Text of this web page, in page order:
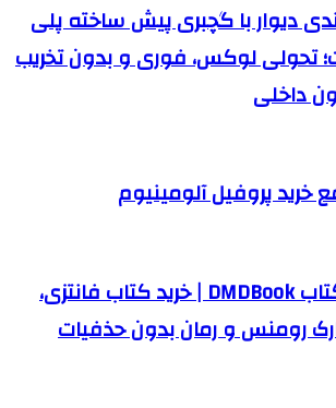
دیوار با گچبری پیش ساخته پلی
تحولی لوکس، فوری و بدون تخریب
داخلی
خرید پروفیل آلومینیوم
فروشگاه کتاب DMDBook | خرید کتاب فانتزی،
رومنس و رمان بدون حذفیات